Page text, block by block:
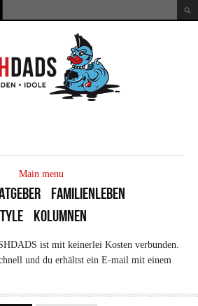
Suchformular
Main menu
FAMILIENLEBEN
KOLUMNEN
ist mit keinerlei Kosten verbunden.
und du erhältst ein E-mail mit einem